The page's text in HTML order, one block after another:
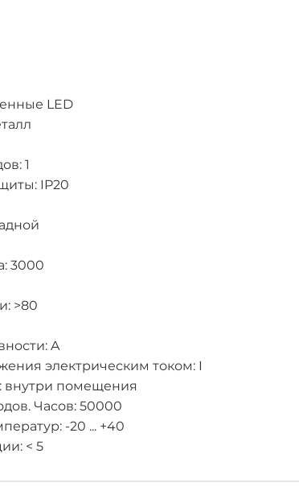
LED
1
IP20
3000
>80
A
электрическим током: I
внутри помещения
Часов: 50000
-20 ... +40
< 5